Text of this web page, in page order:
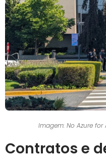
Imagem: No Azure
Contratos e